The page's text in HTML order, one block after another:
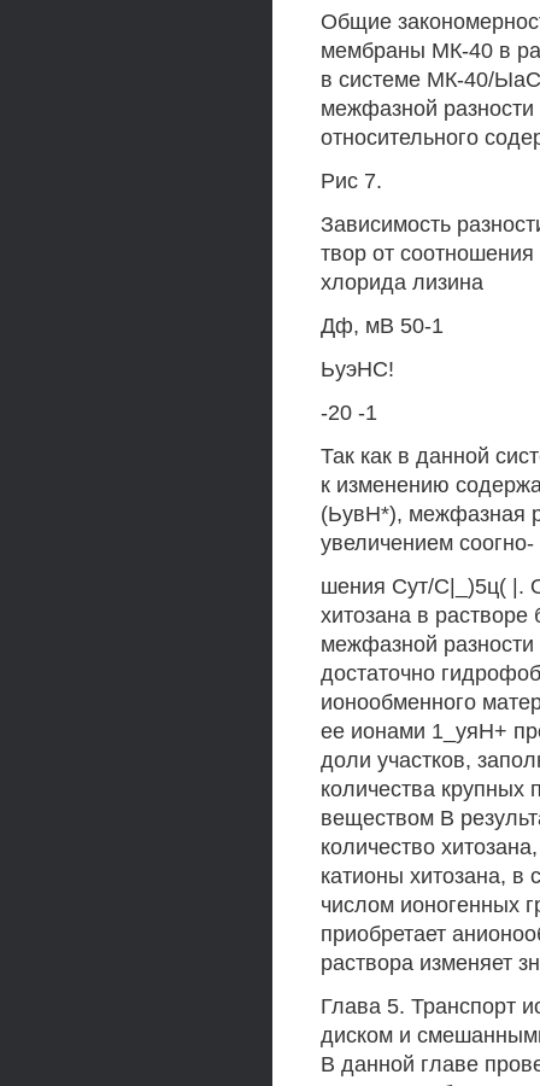
Общие
мембраны МК-40 в
в системе МК-40/
межфазной
относительного
Рис 7.
Зависимость
твор от
хлорида лизина
Дф, мВ 50-1
ЬуэНС!
-20 -1
Так как в данной
к изменению
(ЬувН*), межфазная
увеличением соогно-
шения Сут/С|_)5ц( |.
хитозана в
межфазной
достаточно
ионообменного
ее ионами 1_уяН+
доли участков,
количества
веществом В
количество
катионы хитозана,
числом ионогенных
приобретает
раствора изменяет
Глава 5. Транспорт
диском и
В данной главе